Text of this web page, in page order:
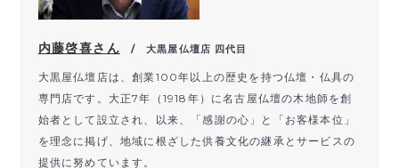
内藤啓喜さん / 大黒屋仏壇店 四代目
​大黒屋仏壇店は、創業100年以上の歴史を持つ仏壇・仏具の
専門店です。​大正7年（1918年）に名古屋仏壇の木地師を創
始者として設立され、以来、「感謝の心」と「お客様本位」
を理念に掲げ、地域に根ざした供養文化の継承とサービスの
提供に努めています。